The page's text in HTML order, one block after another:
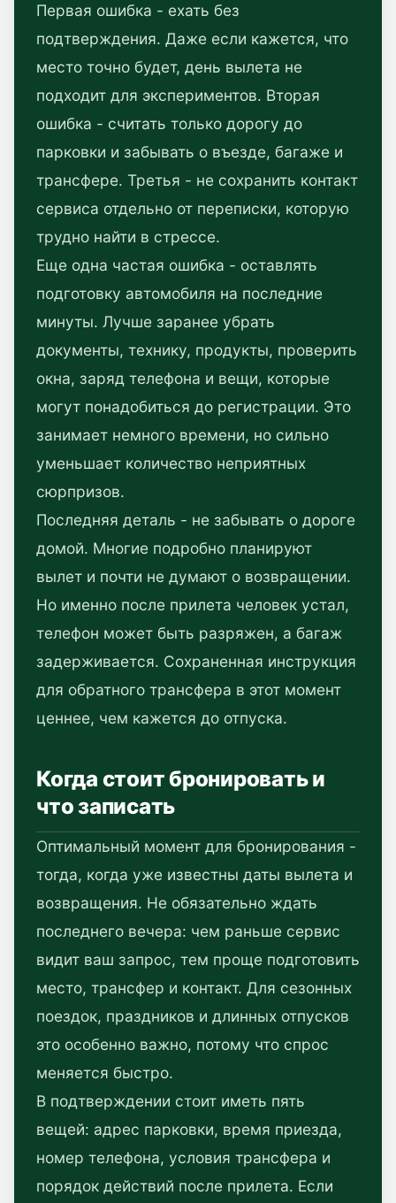
Первая ошибка - ехать без
подтверждения. Даже если кажется, что
место точно будет, день вылета не
подходит для экспериментов. Вторая
ошибка - считать только дорогу до
парковки и забывать о въезде, багаже и
трансфере. Третья - не сохранить контакт
сервиса отдельно от переписки, которую
трудно найти в стрессе.
Еще одна частая ошибка - оставлять
подготовку автомобиля на последние
минуты. Лучше заранее убрать
документы, технику, продукты, проверить
окна, заряд телефона и вещи, которые
могут понадобиться до регистрации. Это
занимает немного времени, но сильно
уменьшает количество неприятных
сюрпризов.
Последняя деталь - не забывать о дороге
домой. Многие подробно планируют
вылет и почти не думают о возвращении.
Но именно после прилета человек устал,
телефон может быть разряжен, а багаж
задерживается. Сохраненная инструкция
для обратного трансфера в этот момент
ценнее, чем кажется до отпуска.
Когда стоит бронировать и
что записать
Оптимальный момент для бронирования -
тогда, когда уже известны даты вылета и
возвращения. Не обязательно ждать
последнего вечера: чем раньше сервис
видит ваш запрос, тем проще подготовить
место, трансфер и контакт. Для сезонных
поездок, праздников и длинных отпусков
это особенно важно, потому что спрос
меняется быстро.
В подтверждении стоит иметь пять
вещей: адрес парковки, время приезда,
номер телефона, условия трансфера и
порядок действий после прилета. Если